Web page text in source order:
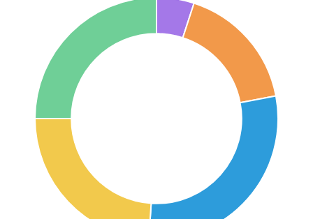
Paris
arrondissement
15 155 €
83000 - Toulon
38000 - Grenoble 3 382 €